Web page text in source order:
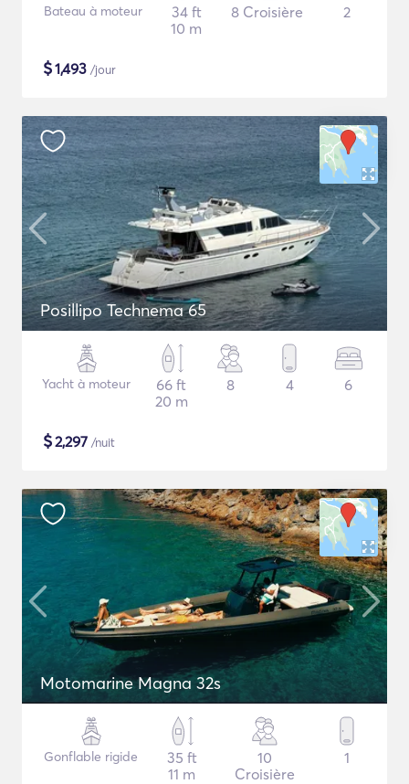
Bateau à moteur
34 ft
10 m
8 Croisière 2
$1,493 /jour
Posillipo Technema 65
Yacht à moteur
66 ft
20 m
8 4 6
$2,297 /nuit
Motomarine Magna 32s
Gonflable rigide
35 ft
11 m
10
Croisière
1